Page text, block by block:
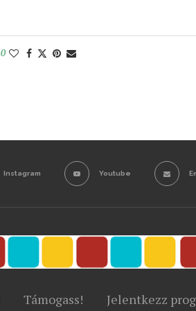
0
Instagram Youtube
Támogass! Jelentkezz